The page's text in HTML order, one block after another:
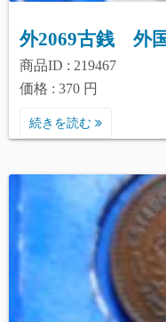
外2069古銭 外
商品ID : 219467
価格 : 370 円
続きを読む